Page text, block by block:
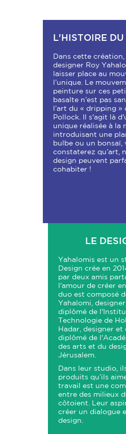
L'HISTOIRE
Dans cette
designer Roy
laisser place au
l’unique. Le
peinture sur ces
basalte n’est pas
l’art du « dripping »
Pollock. Il s'agit là
unique réalisée à la
introduisant une
bulbe ou un bonsaï,
constaterez qu’art,
design peuvent
cohabiter !
LE
Yahalomis est un
Design crée en
par deux amis
l'amour de créer
duo est composé
Yahalomi,
diplômé de
Technologie de
Hadar, designer et
diplômé de
des arts et du
Jérusalem.
Dans leur studio,
produits qu’ils
travail est une
entre des milieux
côtoient. Leur
créer un dialogue
design.